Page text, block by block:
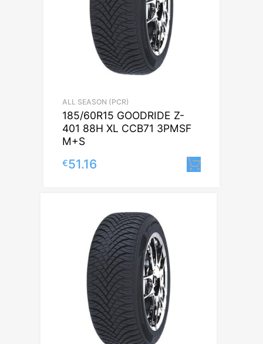
ALL SEASON (PCR)
185/60R15 GOODRIDE Z-
401 88H XL CCB71 3PMSF
M+S
€51.16